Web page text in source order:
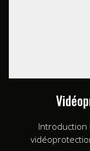
Introduction